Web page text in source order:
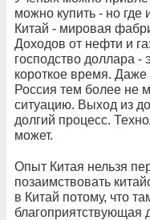
можно купить - но где
Китай - мировая
Доходов от нефти и
господство доллара -
короткое время. Даже
Россия тем более не
ситуацию. Выход из
долгий процесс.
может.
Опыт Китая нельзя
позаимствовать
в Китай потому, что
благоприятствующая